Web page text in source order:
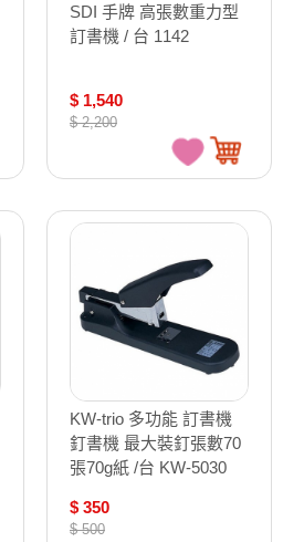
SDI 手牌 高張數重力型
訂書機 / 台 1142
$ 1,540
$ 2,200
KW-trio 多功能 訂書機
釘書機 最大裝釘張數70
張70g紙 /台 KW-5030
$ 350
$ 500